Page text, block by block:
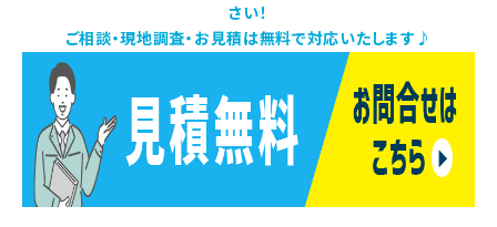
さい！
ご相談・現地調査・お見積は無料で対応いたします♪